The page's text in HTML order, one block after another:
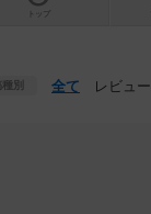
トップ
別 全て レビュー